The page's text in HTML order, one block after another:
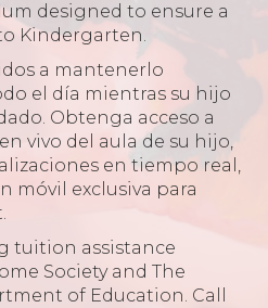
designed to ensure a
Kindergarten.
a mantenerlo
el día mientras su hijo
Obtenga acceso a
vivo del aula de su hijo,
en tiempo real,
móvil exclusiva para
tuition assistance
Society and The
of Education. Call